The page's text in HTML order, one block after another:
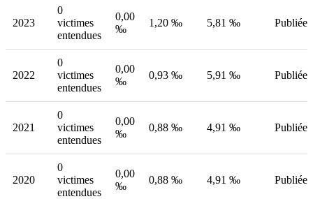
2023
0
victimes
entendues
0,00
‰
1,20 ‰ 5,81 ‰ Publiée
2022
0
victimes
entendues
0,00
‰
0,93 ‰ 5,91 ‰ Publiée
2021
0
victimes
entendues
0,00
‰
0,88 ‰ 4,91 ‰ Publiée
2020
0
victimes
entendues
0,00
‰
0,88 ‰ 4,91 ‰ Publiée